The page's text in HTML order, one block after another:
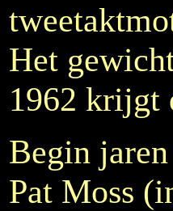
Het
1962 krijgt
Begin
Pat Moss